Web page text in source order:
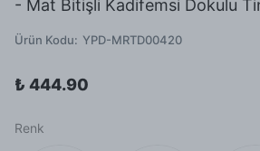
- Mat Bitişli Kadifemsi Dokulu
Ürün Kodu: YPD-MRTD00420
₺ 444.90
Renk